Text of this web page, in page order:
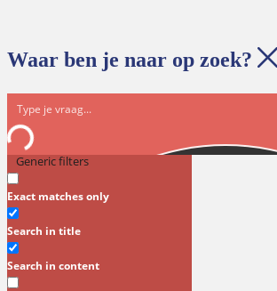
Waar ben je naar op zoek?
Generic filters
Exact matches only
Search in title
Search in content